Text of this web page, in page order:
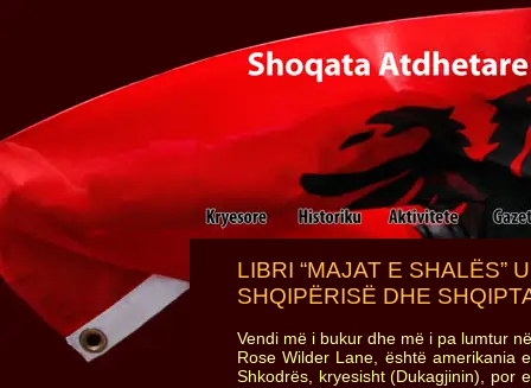
LIBRI “MAJAT E SHALËS”
SHQIPËRISË DHE
Vendi më i bukur dhe më i pa lumtur
Rose Wilder Lane, është amerikania
Shkodrës, kryesisht (Dukagjinin), por